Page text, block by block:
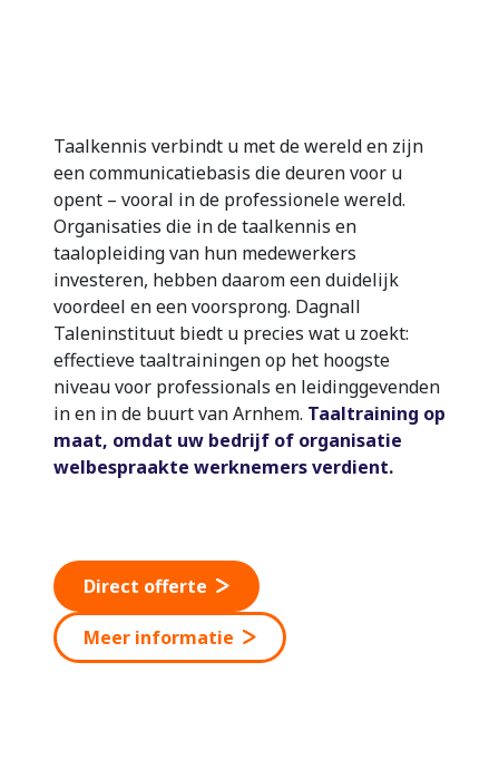
Taalkennis verbindt u met de wereld en zijn
een communicatiebasis die deuren voor u
opent – vooral in de professionele wereld.
Organisaties die in de taalkennis en
taalopleiding van hun medewerkers
investeren, hebben daarom een duidelijk
voordeel en een voorsprong. Dagnall
Taleninstituut biedt u precies wat u zoekt:
effectieve taaltrainingen op het hoogste
niveau voor professionals en leidinggevenden
in en in de buurt van Arnhem. Taaltraining op
maat, omdat uw bedrijf of organisatie
welbespraakte werknemers verdient.
Direct offerte
Meer informatie